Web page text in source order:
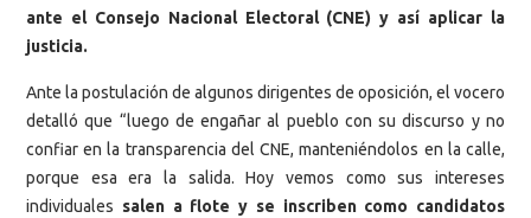
ante el Consejo Nacional Electoral (CNE) y así aplicar la
justicia.
Ante la postulación de algunos dirigentes de oposición, el vocero
detalló que “luego de engañar al pueblo con su discurso y no
confiar en la transparencia del CNE, manteniéndolos en la calle,
porque esa era la salida. Hoy vemos como sus intereses
individuales salen a flote y se inscriben como candidatos